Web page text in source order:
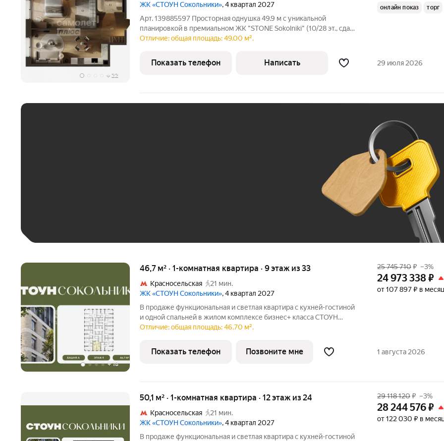
+ 22
ЖК «СТОУН Сокольники», 4 квартал 2027
Арт. 139885597 Просторная однушка 49.9 м с уникальной
планировкой в премиальном ЖК "STONE Sokolniki" (10/28 эт., сдача
2027) Эксклюзивное предложение по ипотеке - ставка 11,9%
квартира
онлайн показ торг
Отличие: общая площадь: 49.00 м².
Показать телефон Написать 29 июля 2026
+18
46,7 м² · 1-комнатная квартира · 9 этаж из 33
Красносельская
21 мин.
ЖК «СТОУН Сокольники», 4 квартал 2027
В продаже функциональная и светлая квартира с кухней-гостиной
и одной спальней в жилом комплексе бизнес+ класса СТОУН
Сокольники. Идеально подойдет молодым парам и небольшим
пешей доступности от
25 745 710₽ –3%
24 973 338₽
от 107 897 ₽ в месяц
Отличие: общая площадь: 46.70 м².
Показать телефон Позвоните мне 1 августа 2026
50,1 м² · 1-комнатная квартира · 12 этаж из 24
Красносельская
21 мин.
ЖК «СТОУН Сокольники», 4 квартал 2027
В продаже функциональная и светлая квартира с кухней-гостиной
29 118 120₽ –3%
28 244 576₽
от 122 030 ₽ в